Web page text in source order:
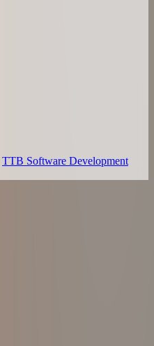
TTB Software Development